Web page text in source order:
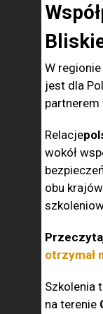
W
jest dla
Relacje
wokół
obu
otrzymał
Szkolenia
na terenie